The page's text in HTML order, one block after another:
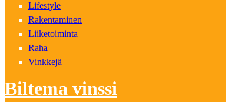
Lifestyle
Rakentaminen
Liiketoiminta
Raha
Vinkkejä
Biltema vinssi